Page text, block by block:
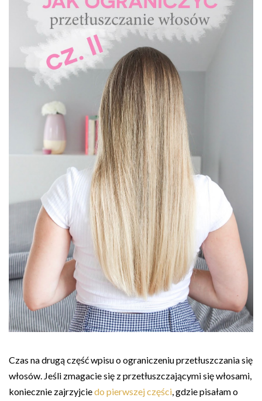
Czas na drugą część wpisu o ograniczeniu przetłuszczania się
włosów. Jeśli zmagacie się z przetłuszczającymi się włosami,
koniecznie zajrzyjciedo pierwszej części, gdzie pisałam o